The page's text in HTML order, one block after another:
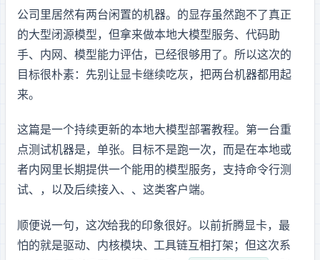
公司里居然有两台闲置的机器。4090 的 24GB 显存虽然跑不了真正
的大型闭源模型，但拿来做本地大模型服务、代码助
手、内网 API、模型能力评估，已经很够用了。所以这次的
目标很朴素：先别让显卡继续吃灰，把两台机器都用起
来。
这篇是一个持续更新的本地大模型部署教程。第一台重
点测试机器是，单张。目标不是跑一次 demo，而是在本地或
者内网里长期提供一个能用的模型服务，支持命令行测
试、OpenAI-compatible API，以及后续接入 Open WebUI、Continue、Cline 这类客户端。
顺便说一句，这次 Ubuntu 26.04 LTS 给我的印象很好。以前折腾 NVIDIA 显卡，最
怕的就是驱动、内核模块、CUDA 工具链互相打架；但这次系